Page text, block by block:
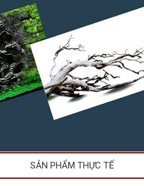
SẢN PHẨM THỰC TẾ